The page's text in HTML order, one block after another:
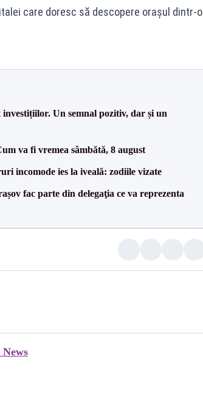
care doresc să descopere orașul dintr-o
Un semnal pozitiv, dar și un
va fi vremea sâmbătă, 8 august
incomode ies la iveală: zodiile vizate
fac parte din delegaţia ce va reprezenta
News